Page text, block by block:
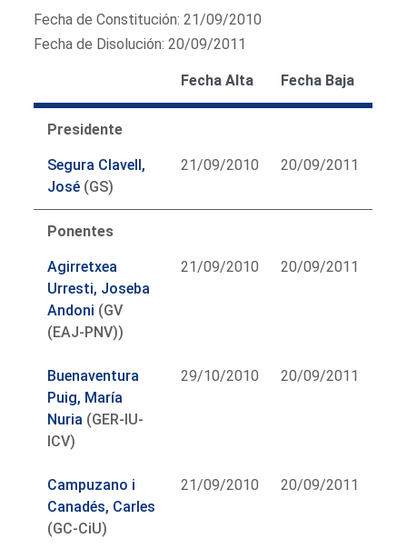
Fecha de Constitución: 21/09/2010
Fecha de Disolución: 20/09/2011
Fecha Alta Fecha Baja
Presidente
Segura Clavell,
José (GS)
21/09/2010 20/09/2011
Ponentes
Agirretxea
Urresti, Joseba
Andoni (GV
(EAJ-PNV))
21/09/2010 20/09/2011
Buenaventura
Puig, María
Nuria (GER-IU-
ICV)
29/10/2010 20/09/2011
Campuzano i
Canadés, Carles
(GC-CiU)
21/09/2010 20/09/2011